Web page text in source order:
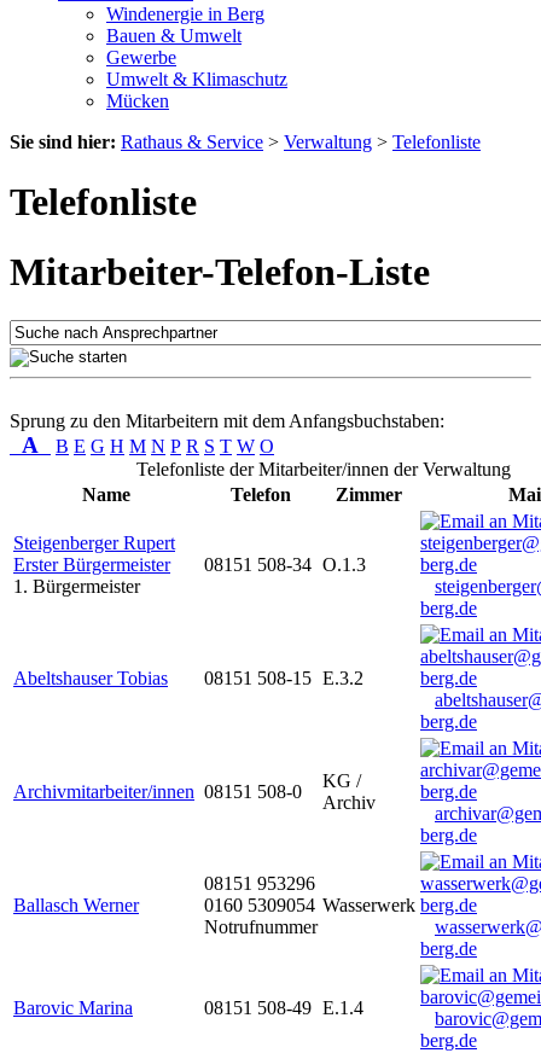
Windenergie in Berg
Bauen & Umwelt
Gewerbe
Umwelt & Klimaschutz
Mücken
Sie sind hier: Rathaus & Service > Verwaltung > Telefonliste
Telefonliste
Mitarbeiter-Telefon-Liste
Sprung zu den Mitarbeitern mit dem Anfangsbuchstaben:
A B E G H M N P R S T W O
Telefonliste der Mitarbeiter/innen der Verwaltung
Name
Telefon Zimmer
Steigenberger Rupert
Erster Bürgermeister
1. Bürgermeister
08151 508-34 O.1.3
berg.de
Abeltshauser Tobias 08151 508-15 E.3.2
berg.de
Archivmitarbeiter/innen 08151 508-0
KG /
Archiv
berg.de
Ballasch Werner
08151 953296
0160 5309054
Notrufnummer
Wasserwerk
berg.de
Barovic Marina 08151 508-49 E.1.4
berg.de